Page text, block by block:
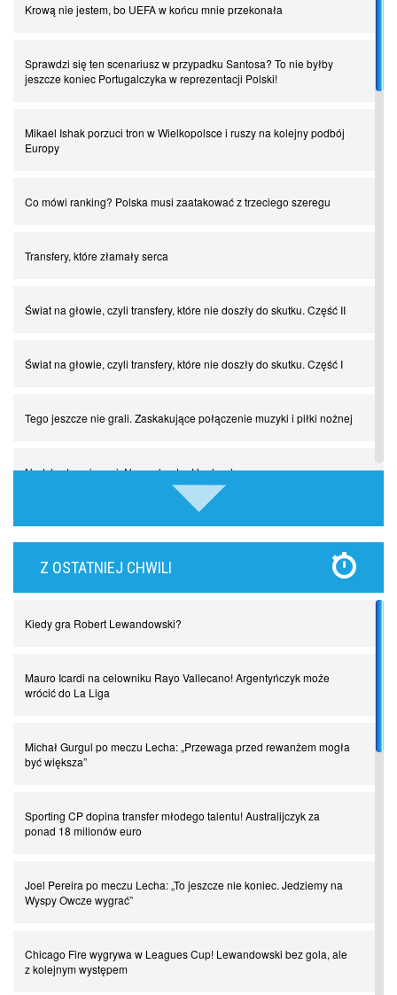
Krową nie jestem, bo UEFA w końcu mnie przekonała
Sprawdzi się ten scenariusz w przypadku Santosa? To nie byłby
jeszcze koniec Portugalczyka w reprezentacji Polski!
Mikael Ishak porzuci tron w Wielkopolsce i ruszy na kolejny podbój
Europy
Co mówi ranking? Polska musi zaatakować z trzeciego szeregu
Transfery, które złamały serca
Świat na głowie, czyli transfery, które nie doszły do skutku. Część II
Świat na głowie, czyli transfery, które nie doszły do skutku. Część I
Tego jeszcze nie grali. Zaskakujące połączenie muzyki i piłki nożnej
Nadchodzą giganci. Nunez kontra Haaland
Lewandowski kontra Bayern. Czy wilk będzie syty, a owca cała?
Piłkarz z numerem 47. Phil Foden i inne przypadki
Spadkowicze z Serie A. Komu powiemy ciao?
I love this game! Patrice Evra
Chłopak z pizzerii. Kim był zmarły Mino Raiola?
Manchester United. Czy magik z Holandii odczaruje przeklętą
drużynę?
Z OSTATNIEJ CHWILI
Kiedy gra Robert Lewandowski?
Mauro Icardi na celowniku Rayo Vallecano! Argentyńczyk może
wrócić do La Liga
Michał Gurgul po meczu Lecha: „Przewaga przed rewanżem mogła
być większa”
Sporting CP dopina transfer młodego talentu! Australijczyk za
ponad 18 milionów euro
Joel Pereira po meczu Lecha: „To jeszcze nie koniec. Jedziemy na
Wyspy Owcze wygrać”
Chicago Fire wygrywa w Leagues Cup! Lewandowski bez gola, ale
z kolejnym występem